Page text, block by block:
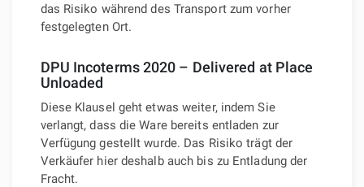
das Risiko während des Transport zum vorher
festgelegten Ort.
DPU Incoterms 2020 – Delivered at Place
Unloaded
Diese Klausel geht etwas weiter, indem Sie
verlangt, dass die Ware bereits entladen zur
Verfügung gestellt wurde. Das Risiko trägt der
Verkäufer hier deshalb auch bis zu Entladung der
Fracht.